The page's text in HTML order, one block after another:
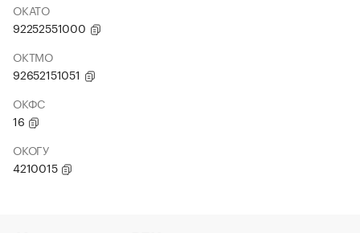
ОКАТО
92252551000
ОКТМО
92652151051
ОКФС
16
ОКОГУ
4210015